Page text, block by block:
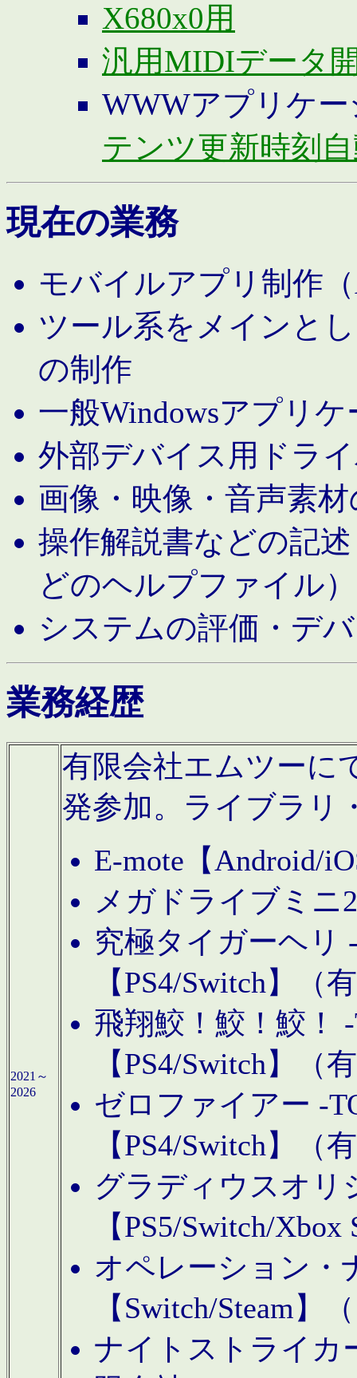
X680x0用
汎用MIDIデータ
WWWアプリケ
テンツ更新時刻
現在の業務
モバイルアプリ制作
ツール系をメインと
の制作
一般Windowsアプリ
外部デバイス用ドラ
画像・映像・音声素
操作解説書などの記
どのヘルプファイル）
システムの評価・デ
業務経歴
2021～
2026
有限会社エムツーに
発参加。ライブラリ
E-mote【Android/
メガドライブミニ
究極タイガーヘリ
【PS4/Switch】（
飛翔鮫！鮫！鮫！
【PS4/Switch】（
ゼロファイアー -
【PS4/Switch】（
グラディウスオリ
【PS5/Switch/
オペレーション・
【Switch/Steam】
ナイトストライカ